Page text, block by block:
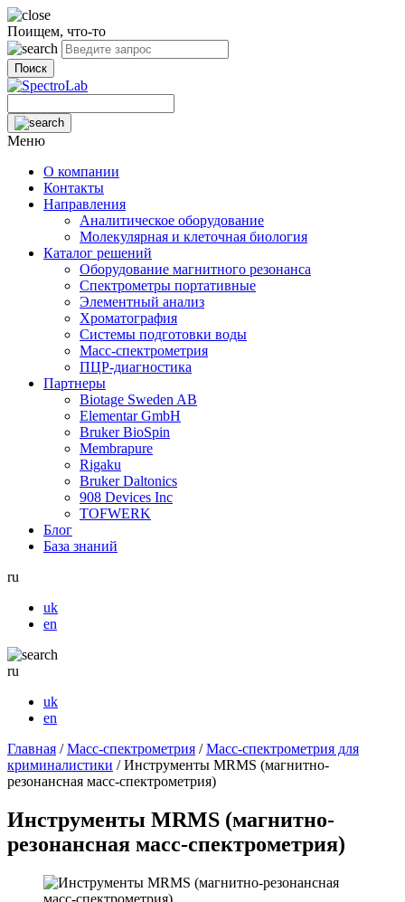
Поищем, что-то
Поиск
Меню
О компании
Контакты
Направления
Аналитическое оборудование
Молекулярная и клеточная биология
Каталог решений
Оборудование магнитного резонанса
Спектрометры портативные
Элементный анализ
Хроматография
Системы подготовки воды
Масс-спектрометрия
ПЦР-диагностика
Партнеры
Biotage Sweden AB
Elementar GmbH
Bruker BioSpin
Membrapure
Rigaku
Bruker Daltonics
908 Devices Inc
TOFWERK
Блог
База знаний
ru
uk
en
ru
uk
en
Главная / Масс-спектрометрия / Масс-спектрометрия для
криминалистики / Инструменты MRMS (магнитно-
резонансная масс-спектрометрия)
Инструменты MRMS (магнитно-
резонансная масс-спектрометрия)